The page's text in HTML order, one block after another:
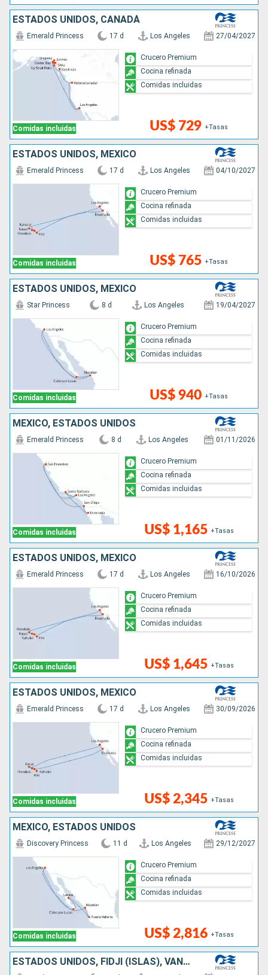
ESTADOS UNIDOS, CANADÁ
Comidas incluidas
Emerald Princess 17 d Los Angeles 27/04/2027
US$ 729 +Tasas
Crucero Premium
Cocina refinada
Comidas incluidas
ESTADOS UNIDOS, MÉXICO
Comidas incluidas
Emerald Princess 17 d Los Angeles 04/10/2027
US$ 765 +Tasas
Crucero Premium
Cocina refinada
Comidas incluidas
ESTADOS UNIDOS, MÉXICO
Comidas incluidas
Star Princess 8 d Los Angeles 19/04/2027
US$ 940 +Tasas
Crucero Premium
Cocina refinada
Comidas incluidas
MÉXICO, ESTADOS UNIDOS
Comidas incluidas
Emerald Princess 8 d Los Angeles 01/11/2026
US$ 1,165 +Tasas
Crucero Premium
Cocina refinada
Comidas incluidas
ESTADOS UNIDOS, MÉXICO
Comidas incluidas
Emerald Princess 17 d Los Angeles 16/10/2026
US$ 1,645 +Tasas
Crucero Premium
Cocina refinada
Comidas incluidas
ESTADOS UNIDOS, MÉXICO
Comidas incluidas
Emerald Princess 17 d Los Angeles 30/09/2026
US$ 2,345 +Tasas
Crucero Premium
Cocina refinada
Comidas incluidas
MÉXICO, ESTADOS UNIDOS
Comidas incluidas
Discovery Princess 11 d Los Angeles 29/12/2027
US$ 2,816 +Tasas
Crucero Premium
Cocina refinada
Comidas incluidas
ESTADOS UNIDOS, FIDJI (ISLAS), VANUATU, PAPÚA NUEVA GUINEA, NUEVA ZELANDA, AUSTRALIA, INDONESIA, SINGAPUR, TAILANDIA, MALASIA, VIETNAM, CHINA, TAIWÁN, JAPÓN, CANADÁ